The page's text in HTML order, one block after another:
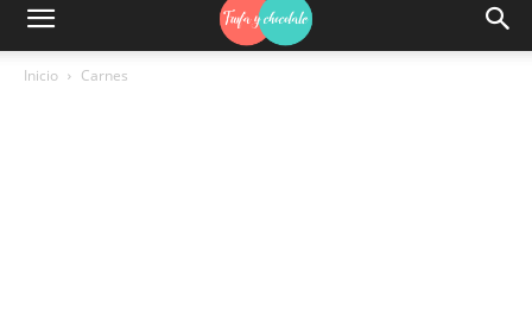
Inicio Carnes